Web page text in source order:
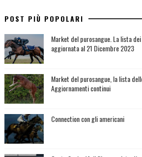
POST PIÙ POPOLARI
Market del purosangue. La lista
aggiornata al 21 Dicembre 2023
Market del purosangue, la lista
Aggiornamenti continui
Connection con gli americani